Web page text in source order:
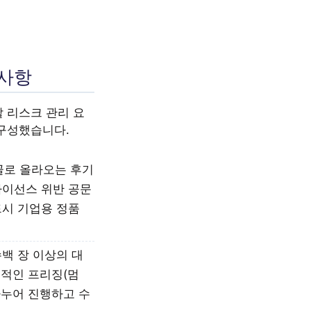
항
리스크 관리 요
성했습니다.
올라오는 후기
선스 위반 공문
기업용 정품
장 이상의 대
인 프리징(멈
어 진행하고 수